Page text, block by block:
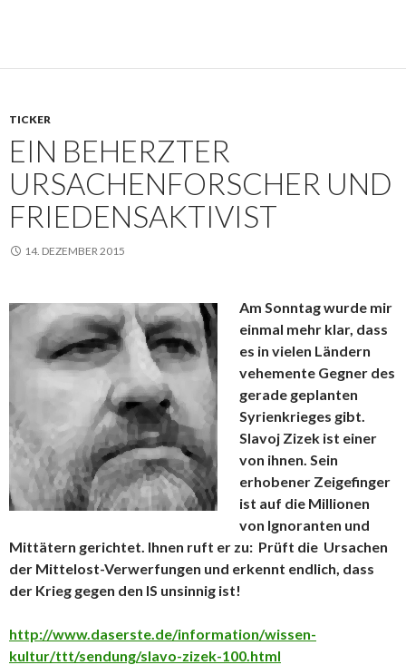
TICKER
EIN BEHERZTER
URSACHENFORSCHER UND
FRIEDENSAKTIVIST
14. DEZEMBER 2015
Am Sonntag wurde mir
einmal mehr klar, dass
es in vielen Ländern
vehemente Gegner des
gerade geplanten
Syrienkrieges gibt.
Slavoj Zizek ist einer
von ihnen. Sein
erhobener Zeigefinger
ist auf die Millionen
von Ignoranten und
Mittätern gerichtet. Ihnen ruft er zu: Prüft die Ursachen
der Mittelost-Verwerfungen und erkennt endlich, dass
der Krieg gegen den IS unsinnig ist!
http://www.daserste.de/information/wissen-
kultur/ttt/sendung/slavo-zizek-100.html